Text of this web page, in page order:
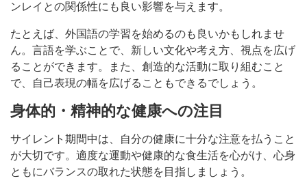
ンレイとの関係性にも良い影響を与えます。
たとえば、外国語の学習を始めるのも良いかもしれませ
ん。言語を学ぶことで、新しい文化や考え方、視点を広げ
ることができます。また、創造的な活動に取り組むこと
で、自己表現の幅を広げることもできるでしょう。
身体的・精神的な健康への注目
サイレント期間中は、自分の健康に十分な注意を払うこと
が大切です。適度な運動や健康的な食生活を心がけ、心身
ともにバランスの取れた状態を目指しましょう。